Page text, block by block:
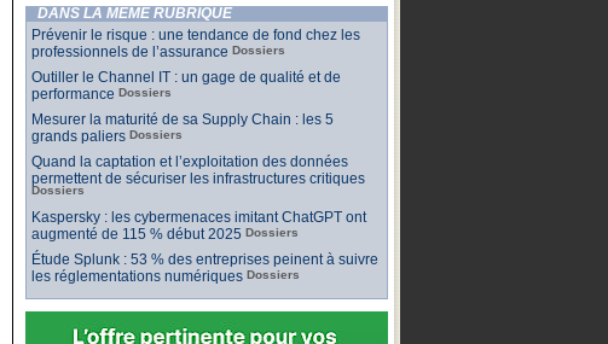
DANS LA MÊME RUBRIQUE
Prévenir le risque : une tendance de fond chez les
professionnels de l’assurance Dossiers
Outiller le Channel IT : un gage de qualité et de
performance Dossiers
Mesurer la maturité de sa Supply Chain : les 5
grands paliers Dossiers
Quand la captation et l’exploitation des données
permettent de sécuriser les infrastructures critiques
Dossiers
Kaspersky : les cybermenaces imitant ChatGPT ont
augmenté de 115 % début 2025 Dossiers
Étude Splunk : 53 % des entreprises peinent à suivre
les réglementations numériques Dossiers